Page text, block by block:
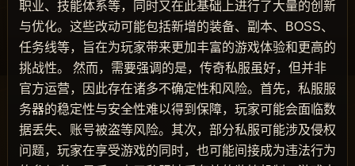
职业、技能体系等，同时又在此基础上进行了大量的创新
与优化。这些改动可能包括新增的装备、副本、BOSS、
任务线等，旨在为玩家带来更加丰富的游戏体验和更高的
挑战性。 然而，需要强调的是，传奇私服虽好，但并非
官方运营，因此存在诸多不确定性和风险。首先，私服服
务器的稳定性与安全性难以得到保障，玩家可能会面临数
据丢失、账号被盗等风险。其次，部分私服可能涉及侵权
问题，玩家在享受游戏的同时，也可能间接成为违法行为